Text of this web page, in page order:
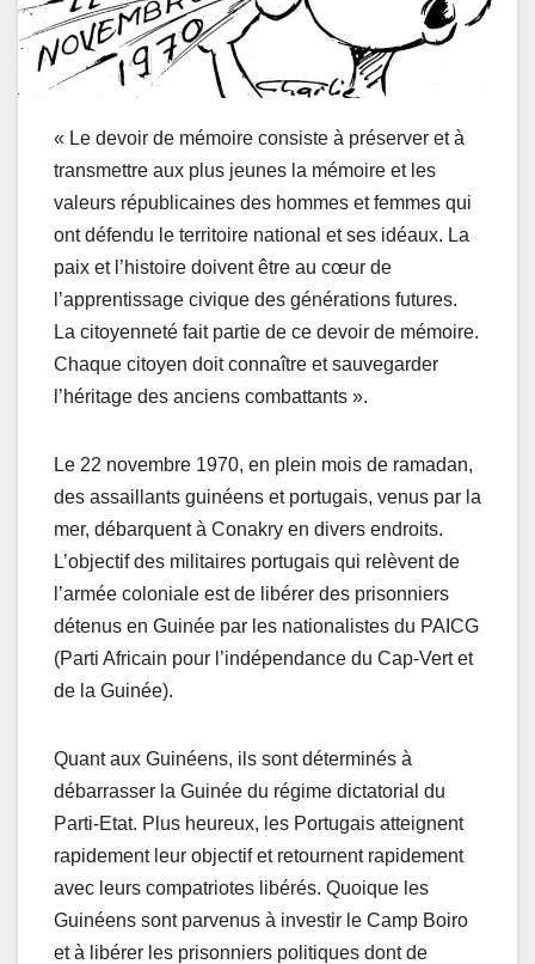
« Le devoir de mémoire consiste à préserver et à
transmettre aux plus jeunes la mémoire et les
valeurs républicaines des hommes et femmes qui
ont défendu le territoire national et ses idéaux. La
paix et l’histoire doivent être au cœur de
l’apprentissage civique des générations futures.
La citoyenneté fait partie de ce devoir de mémoire.
Chaque citoyen doit connaître et sauvegarder
l’héritage des anciens combattants ».
Le 22 novembre 1970, en plein mois de ramadan,
des assaillants guinéens et portugais, venus par la
mer, débarquent à Conakry en divers endroits.
L’objectif des militaires portugais qui relèvent de
l’armée coloniale est de libérer des prisonniers
détenus en Guinée par les nationalistes du PAICG
(Parti Africain pour l’indépendance du Cap-Vert et
de la Guinée).
Quant aux Guinéens, ils sont déterminés à
débarrasser la Guinée du régime dictatorial du
Parti-Etat. Plus heureux, les Portugais atteignent
rapidement leur objectif et retournent rapidement
avec leurs compatriotes libérés. Quoique les
Guinéens sont parvenus à investir le Camp Boiro
et à libérer les prisonniers politiques dont de